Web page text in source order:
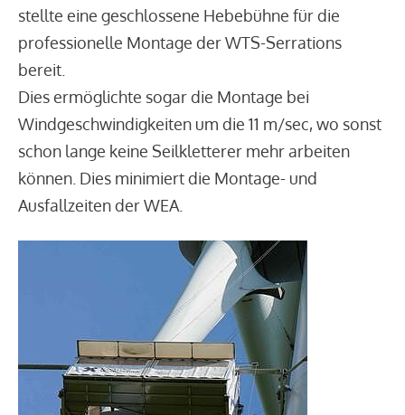
stellte eine geschlossene Hebebühne für die
professionelle Montage der WTS-Serrations
bereit.
Dies ermöglichte sogar die Montage bei
Windgeschwindigkeiten um die 11 m/sec, wo sonst
schon lange keine Seilkletterer mehr arbeiten
können. Dies minimiert die Montage- und
Ausfallzeiten der WEA.